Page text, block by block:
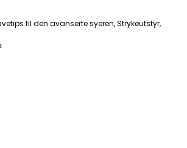
til den avanserte syeren,Strykeutstyr,